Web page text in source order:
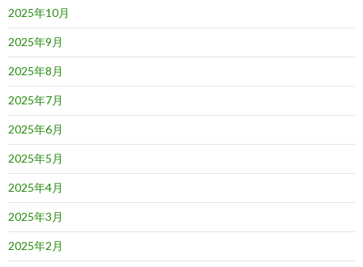
2025年10月
2025年9月
2025年8月
2025年7月
2025年6月
2025年5月
2025年4月
2025年3月
2025年2月